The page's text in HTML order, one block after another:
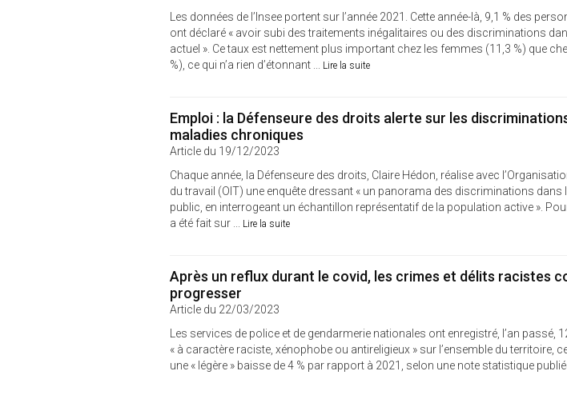
Les données de l’Insee portent sur l’année 2021. Cette année-là, 9,1 % des
ont déclaré « avoir subi des traitements inégalitaires ou des discriminations
actuel ». Ce taux est nettement plus important chez les femmes (11,3 %) que
%), ce qui n’a rien d’étonnant ...
Lire la suite
Emploi : la Défenseure des droits alerte sur les
maladies chroniques
Article du 19/12/2023
Chaque année, la Défenseure des droits, Claire Hédon, réalise avec
du travail (OIT) une enquête dressant « un panorama des discriminations dans
public, en interrogeant un échantillon représentatif de la population active ».
a été fait sur ...
Lire la suite
Après un reflux durant le covid, les crimes et délits racistes
progresser
Article du 22/03/2023
Les services de police et de gendarmerie nationales ont enregistré, l’an passé,
« à caractère raciste, xénophobe ou antireligieux » sur l’ensemble du territoire,
une « légère » baisse de 4 % par rapport à 2021, selon une note statistique